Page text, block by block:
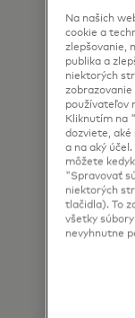
free of
link
I
data
By
confirm
Na našich
cookie a
zlepšovanie,
publika a
niektorých
používateľov
Kliknutím na
dozviete, aké
a na aký
môžete
"Spravovať
niektorých
tlačidla). To
všetky
nevyhnutne